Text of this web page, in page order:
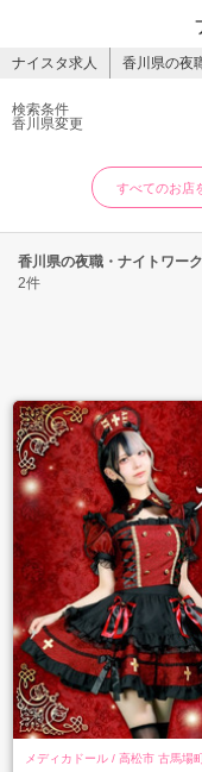
ナイスタ求人 香川県の夜
検索条件
香川県変更
すべてのお店
香川県の夜職・ナイトワー
2件
メディカドール / 高松市 古馬場